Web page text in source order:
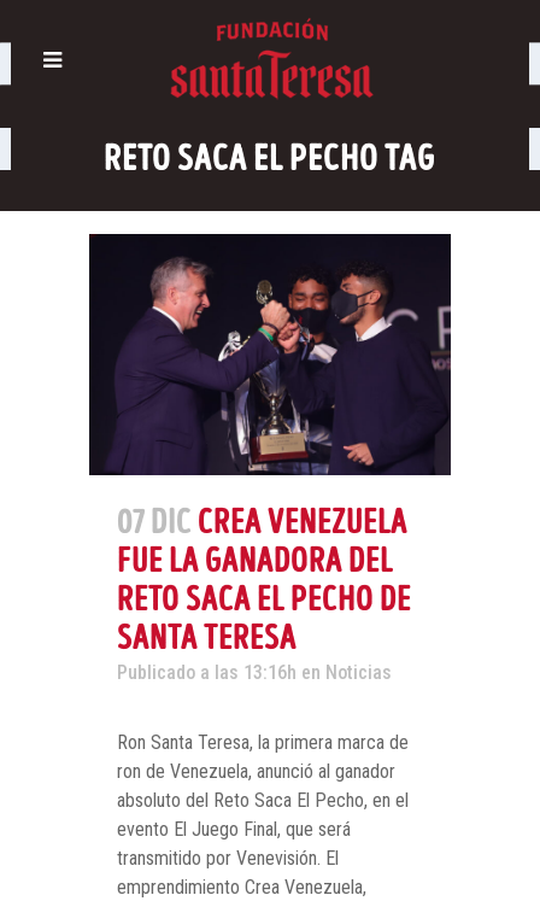
RETO SACA EL PECHO TAG
07 DIC CREA VENEZUELA
FUE LA GANADORA DEL
RETO SACA EL PECHO DE
SANTA TERESA
Publicado a las 13:16h en Noticias
Ron Santa Teresa, la primera marca de
ron de Venezuela, anunció al ganador
absoluto del Reto Saca El Pecho, en el
evento El Juego Final, que será
transmitido por Venevisión. El
emprendimiento Crea Venezuela,